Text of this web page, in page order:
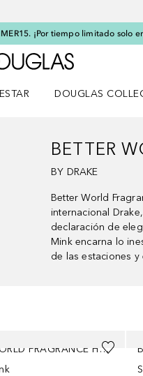
¡Por tiempo limitado solo
A Douglas
DOUGLAS
BETTER
BY DRAKE
Better World
internacional
declaración de
Mink encarna lo
de las estaciones
BETTER WORLD FRAGRANCE HOUSE BY DRAKE